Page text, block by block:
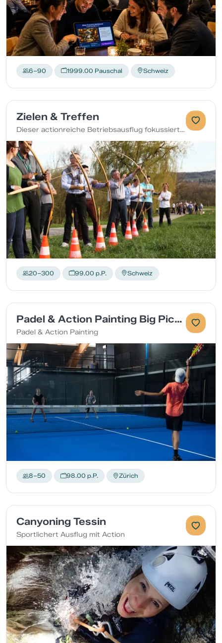
6–90 1999.00 Pauschal Schweiz
Zielen & Treffen
Dieser actionreiche Betriebsausflug fokussiert sich auf Zielgenauigkeit mit verschiedenen Aktivitäten.
20–300 99.00 p.P. Schweiz
Padel & Action Painting Big Picture
Padel & Action Painting
8–50 98.00 p.P. Zürich
Canyoning Tessin
Sportlichert Ausflug mit Action